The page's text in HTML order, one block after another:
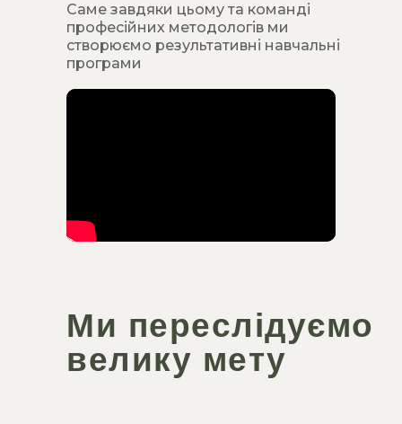
Саме завдяки цьому та команді
професійних методологів ми
створюємо результативні навчальні
програми
Ми переслідуємо
велику мету